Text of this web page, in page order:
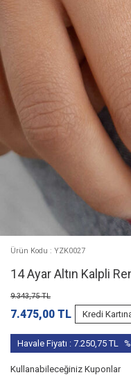
Ürün Kodu : YZK0027
14 Ayar Altın Kalpli
9.343,75TL
7.475,00 TL Kredi
Havale Fiyatı : 7.250,75TL
Kullanabileceğiniz Kuponlar